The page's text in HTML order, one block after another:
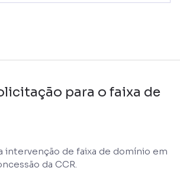
para o faixa de
intervenção de faixa de domínio em
da CCR.